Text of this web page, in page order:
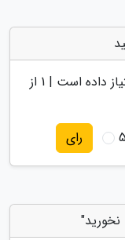
داده است | 1 از
5 رای